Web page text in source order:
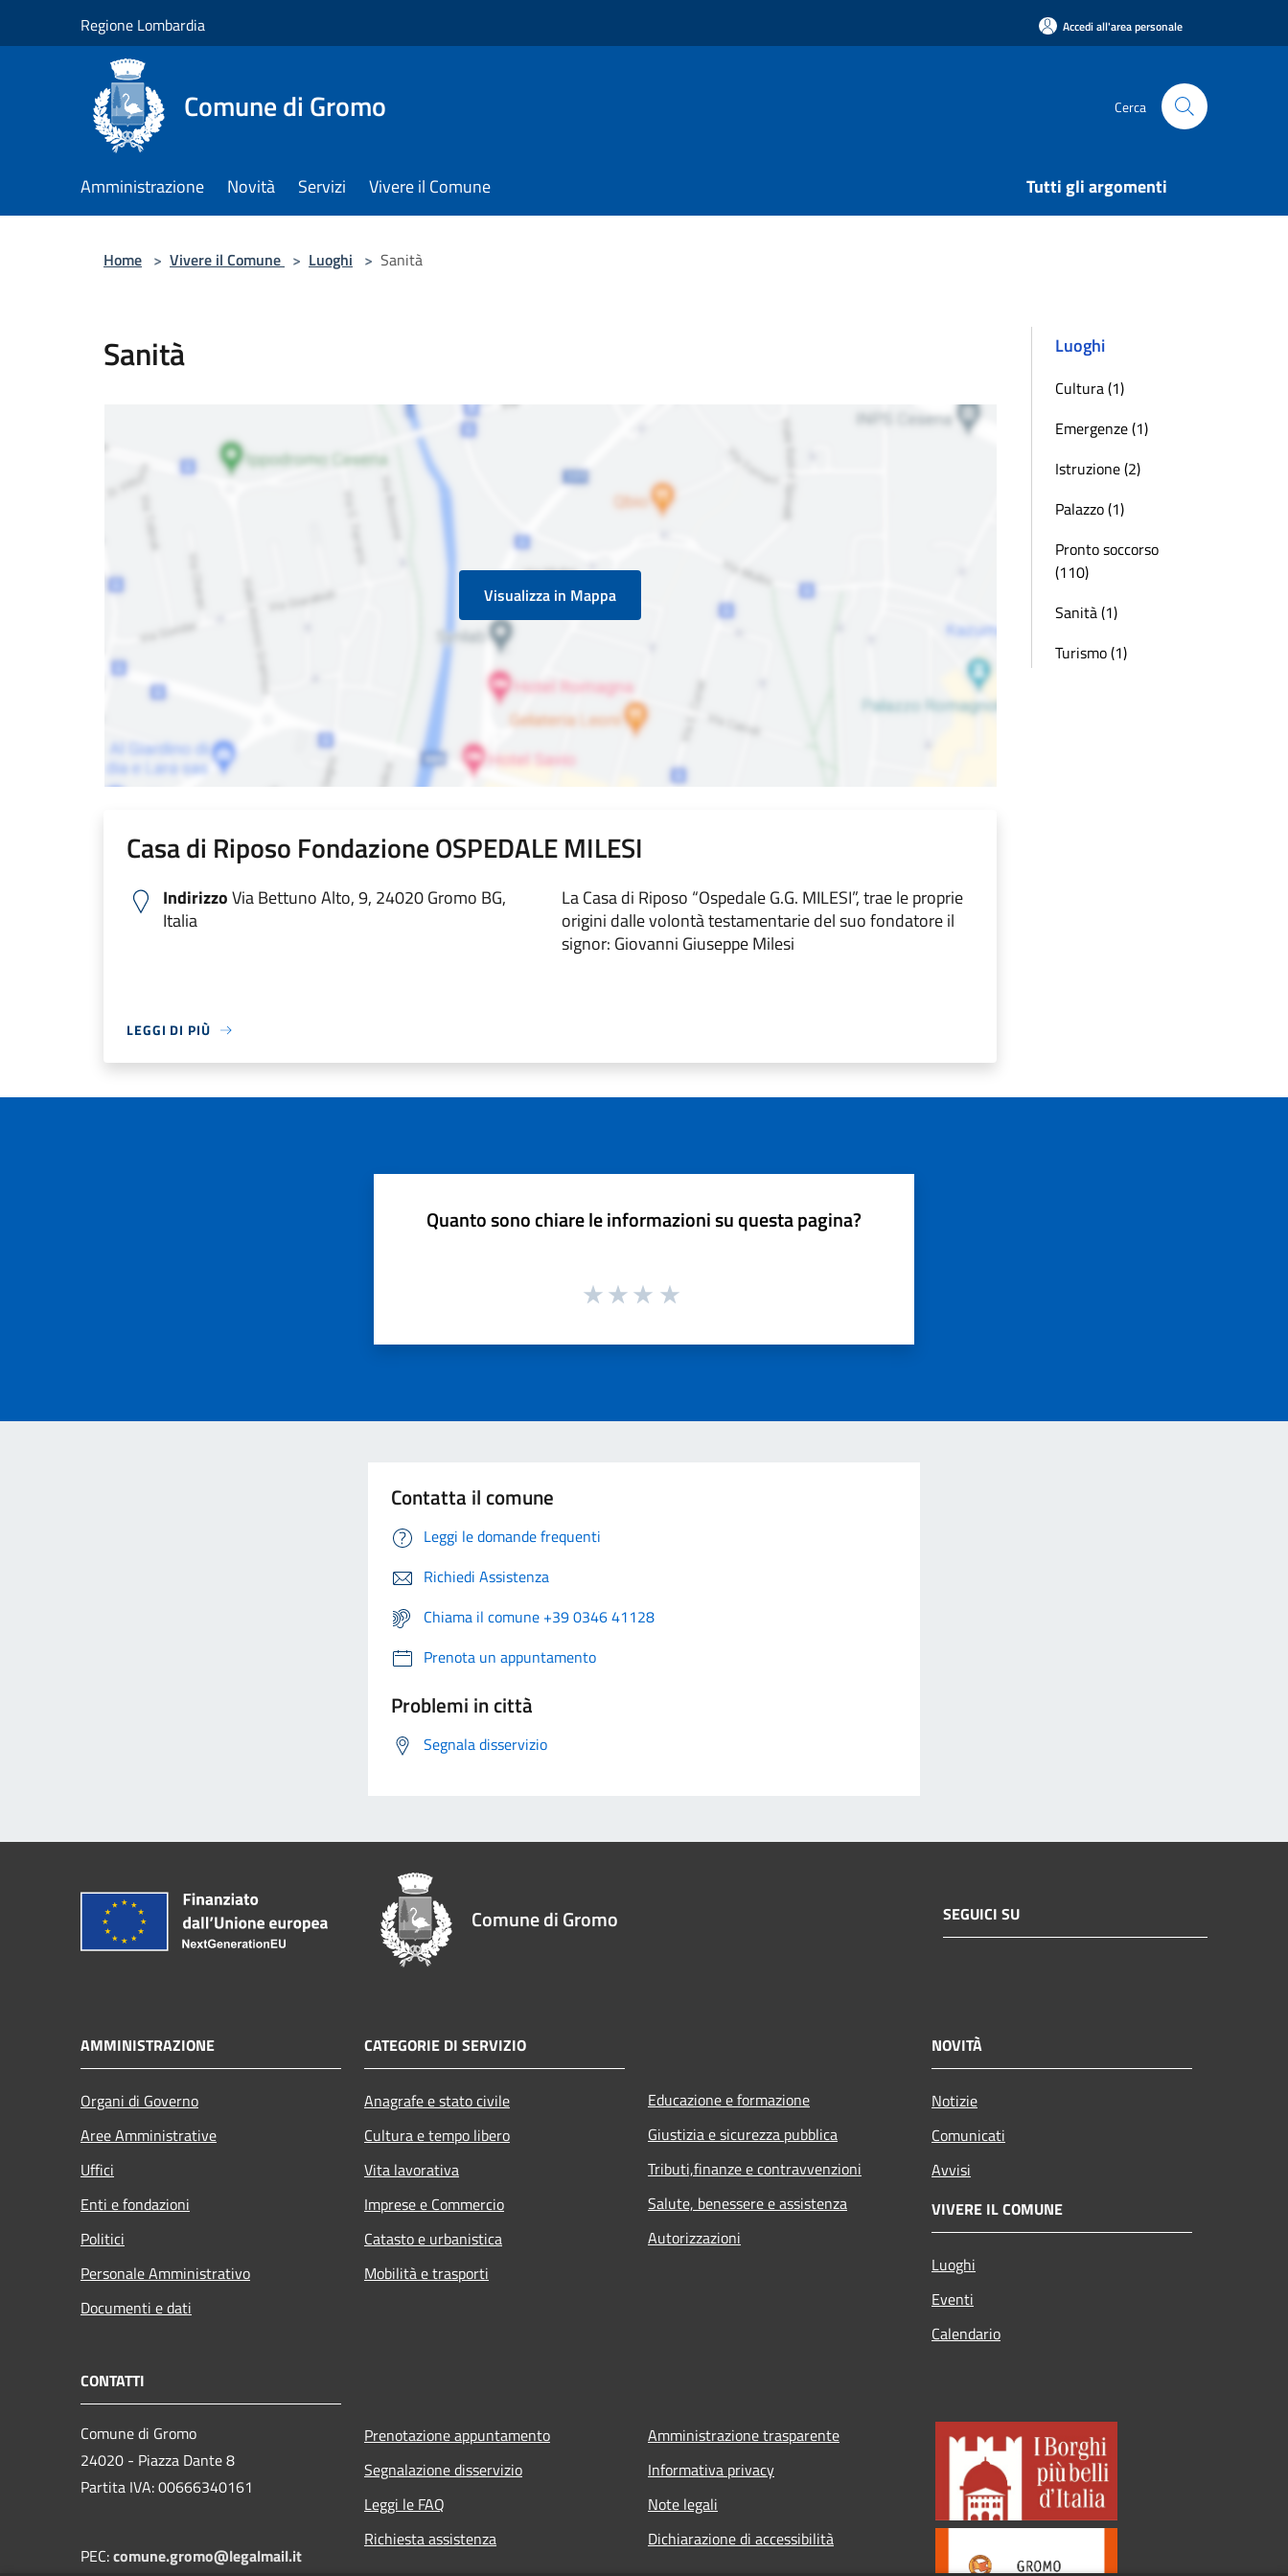
Regione Lombardia Accedi all'area personale
Comune di Gromo Cerca
Amministrazione Novità Servizi Vivere il Comune Tutti gli argomenti
Home > Vivere il Comune > Luoghi > Sanità
Sanità
Visualizza in Mappa
Casa di Riposo Fondazione OSPEDALE MILESI
IndirizzoVia Bettuno Alto, 9, 24020 Gromo BG,
Italia
La Casa di Riposo “Ospedale G.G. MILESI”, trae le proprie
origini dalle volontà testamentarie del suo fondatore il
signor: Giovanni Giuseppe Milesi
LEGGI DI PIÙ
Luoghi
Cultura (1)
Emergenze (1)
Istruzione (2)
Palazzo (1)
Pronto soccorso
(110)
Sanità (1)
Turismo (1)
Quanto sono chiare le informazioni su questa pagina?
Contatta il comune
Leggi le domande frequenti
Richiedi Assistenza
Chiama il comune +39 0346 41128
Prenota un appuntamento
Problemi in città
Segnala disservizio
Comune di Gromo SEGUICI SU
AMMINISTRAZIONE
Organi di Governo
Aree Amministrative
Uffici
Enti e fondazioni
Politici
Personale Amministrativo
Documenti e dati
CATEGORIE DI SERVIZIO
Anagrafe e stato civile
Cultura e tempo libero
Vita lavorativa
Imprese e Commercio
Catasto e urbanistica
Mobilità e trasporti
Educazione e formazione
Giustizia e sicurezza pubblica
Tributi,finanze e contravvenzioni
Salute, benessere e assistenza
Autorizzazioni
NOVITÀ
Notizie
Comunicati
Avvisi
VIVERE IL COMUNE
Luoghi
Eventi
Calendario
CONTATTI
Comune di Gromo
24020 - Piazza Dante 8
Partita IVA: 00666340161
PEC:comune.gromo@legalmail.it
Prenotazione appuntamento
Segnalazione disservizio
Leggi le FAQ
Richiesta assistenza
Amministrazione trasparente
Informativa privacy
Note legali
Dichiarazione di accessibilità